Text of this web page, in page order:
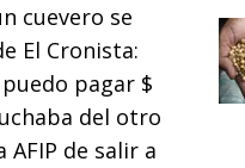
cuevero se
El Cronista:
pagar $
del otro
de salir a